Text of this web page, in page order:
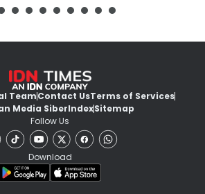
TeamContact UsTerms of Services
Media SiberIndexSitemap
Follow Us
Download